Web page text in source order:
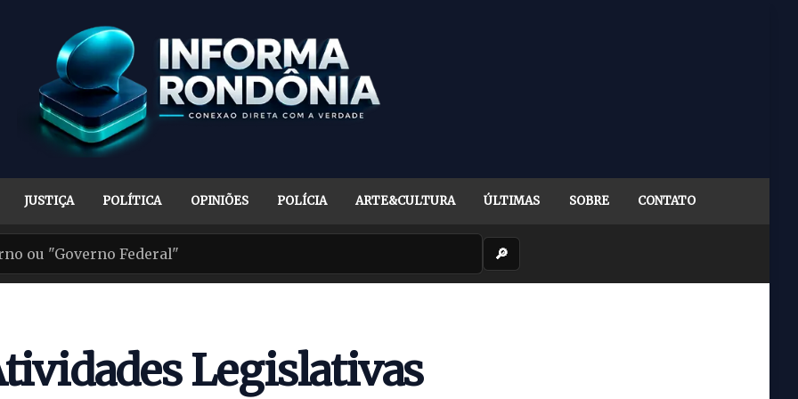
JUSTIÇA POLÍTICA OPINIÕES POLÍCIA ARTE&CULTURA ÚLTIMAS SOBRE CONTATO
🔎
Legislativas